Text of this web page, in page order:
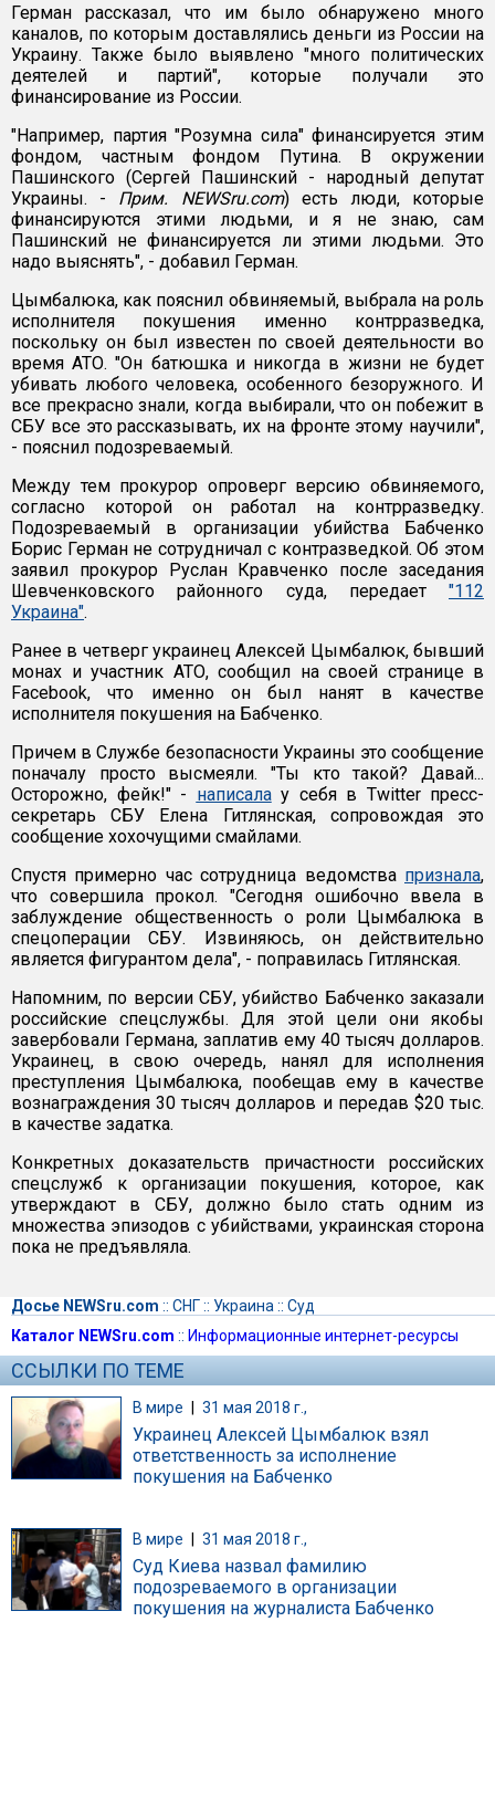
Герман рассказал, что им было обнаружено много
каналов, по которым доставлялись деньги из России на
Украину. Также было выявлено "много политических
деятелей и партий", которые получали это
финансирование из России.
"Например, партия "Розумна сила" финансируется этим
фондом, частным фондом Путина. В окружении
Пашинского (Сергей Пашинский - народный депутат
Украины. - Прим. NEWSru.com) есть люди, которые
финансируются этими людьми, и я не знаю, сам
Пашинский не финансируется ли этими людьми. Это
надо выяснять", - добавил Герман.
Цымбалюка, как пояснил обвиняемый, выбрала на роль
исполнителя покушения именно контрразведка,
поскольку он был известен по своей деятельности во
время АТО. "Он батюшка и никогда в жизни не будет
убивать любого человека, особенного безоружного. И
все прекрасно знали, когда выбирали, что он побежит в
СБУ все это рассказывать, их на фронте этому научили",
- пояснил подозреваемый.
Между тем прокурор опроверг версию обвиняемого,
согласно которой он работал на контрразведку.
Подозреваемый в организации убийства Бабченко
Борис Герман не сотрудничал с контразведкой. Об этом
заявил прокурор Руслан Кравченко после заседания
Шевченковского районного суда, передает "112
Украина".
Ранее в четверг украинец Алексей Цымбалюк, бывший
монах и участник АТО, сообщил на своей странице в
Facebook, что именно он был нанят в качестве
исполнителя покушения на Бабченко.
Причем в Службе безопасности Украины это сообщение
поначалу просто высмеяли. "Ты кто такой? Давай...
Осторожно, фейк!" - написалау себя в Twitter пресс-
секретарь СБУ Елена Гитлянская, сопровождая это
сообщение хохочущими смайлами.
Спустя примерно час сотрудница ведомства признала,
что совершила прокол. "Сегодня ошибочно ввела в
заблуждение общественность о роли Цымбалюка в
спецоперации СБУ. Извиняюсь, он действительно
является фигурантом дела", - поправилась Гитлянская.
Напомним, по версии СБУ, убийство Бабченко заказали
российские спецслужбы. Для этой цели они якобы
завербовали Германа, заплатив ему 40 тысяч долларов.
Украинец, в свою очередь, нанял для исполнения
преступления Цымбалюка, пообещав ему в качестве
вознаграждения 30 тысяч долларов и передав $20 тыс.
в качестве задатка.
Конкретных доказательств причастности российских
спецслужб к организации покушения, которое, как
утверждают в СБУ, должно было стать одним из
множества эпизодов с убийствами, украинская сторона
пока не предъявляла.
Досье NEWSru.com :: СНГ:: Украина :: Суд
Каталог NEWSru.com :: Информационные интернет-ресурсы
ССЫЛКИ ПО ТЕМЕ
В мире | 31 мая 2018 г.,
Украинец Алексей Цымбалюк взял
ответственность за исполнение
покушения на Бабченко
В мире 31 мая 2018 г.,
Суд Киева назвал фамилию
подозреваемого в организации
покушения на журналиста Бабченко